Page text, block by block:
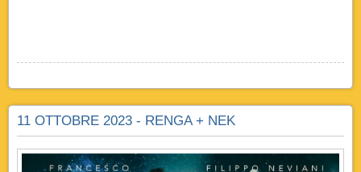
11 OTTOBRE 2023 - RENGA + NEK